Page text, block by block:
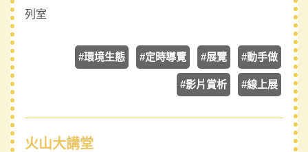
列室
#環境生態 #定時導覽 #展覽 #動手做
#影片賞析 #線上展
火山大講堂